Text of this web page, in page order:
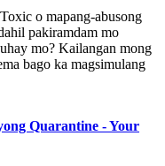
o mapang-abusong
pakiramdam mo
mo? Kailangan mong
bago ka magsimulang
Quarantine - Your